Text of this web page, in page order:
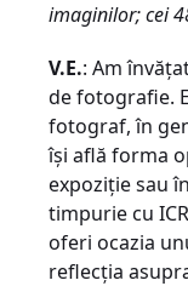
imaginilor; cei
V.E.: Am
de fotografie.
fotograf, în
îşi află forma
expoziţie sau
timpurie cu
oferi ocazia
reflecţia